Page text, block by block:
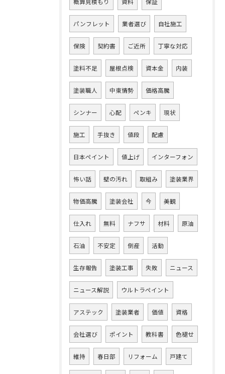
パンフレット 業者選び 自社施工
保険 契約書 ご近所 丁寧な対応
塗料不足 屋根点検 資本金 内装
塗装職人 中東情勢 価格高騰
シンナー 心配 ペンキ 現状
施工 手抜き 値段 配慮
日本ペイント 値上げ インターフォン
怖い話 壁の汚れ 取組み 塗装業界
物価高騰 塗装会社 今 美観
仕入れ 無料 ナフサ 材料 原油
石油 不安定 倒産 活動
生存報告 塗装工事 失敗 ニュース
ニュース解説 ウルトラペイント
アステック 塗装業者 価値 資格
会社選び ポイント 教科書 色褪せ
維持 春日部 リフォーム 戸建て